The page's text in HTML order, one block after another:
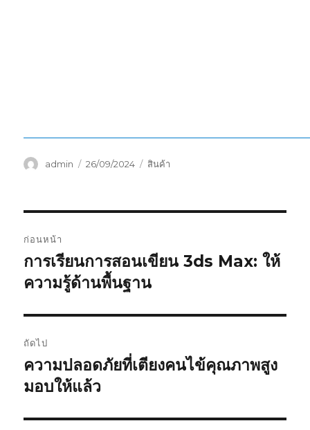
ผู้admin
เขียน
26/09/2024
หมวด
สินค้า
เรื่อง
ก่อนหน้า
เรื่อง
ก่อน
การเรียนการสอนเขียน 3ds Max: ให้
ความรู้ด้านพื้นฐาน
ถัดไป
เรื่อง
ต่อ
ความปลอดภัยที่เตียงคนไข้คุณภาพสูง
มอบให้แล้ว